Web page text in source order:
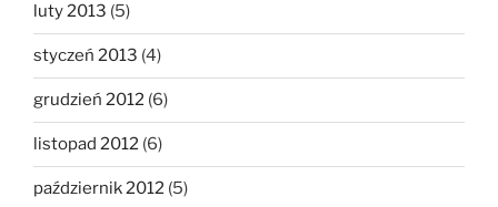
luty 2013 (5)
styczeń 2013 (4)
grudzień 2012 (6)
listopad 2012 (6)
październik 2012 (5)